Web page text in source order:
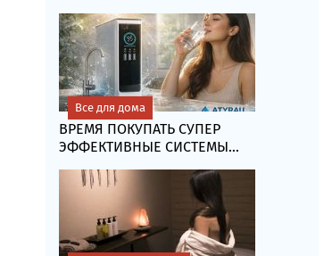
ВРЕМЯ ПОКУПАТЬ СУПЕР
ЭФФЕКТИВНЫЕ СИСТЕМЫ...
Все для дома